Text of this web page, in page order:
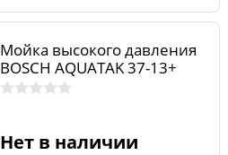
Мойка высокого давления
BOSCH AQUATAK 37-13+
Нет в наличии